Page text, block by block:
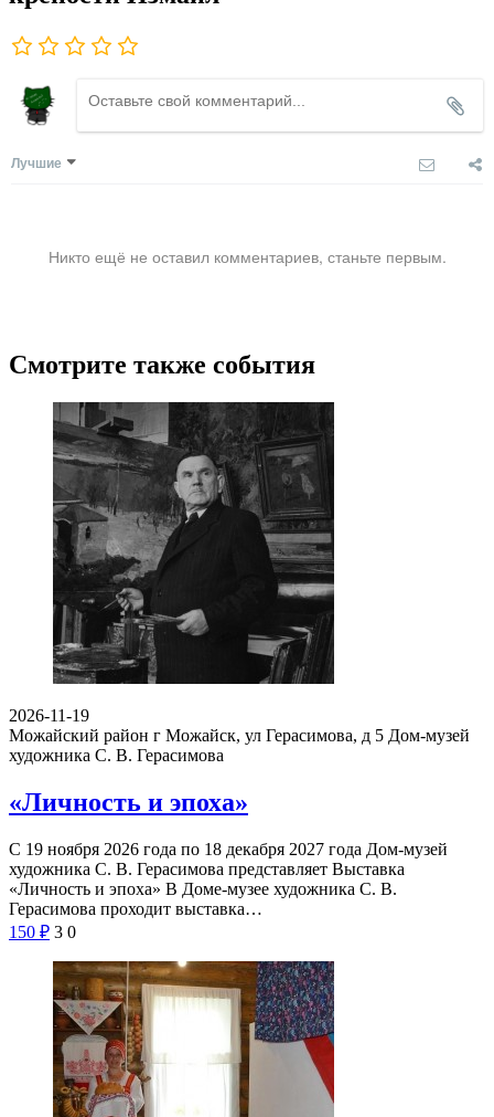
Лучшие
Никто ещё не оставил комментариев, станьте первым.
Смотрите также события
2026-11-19
Можайский район г Можайск, ул Герасимова, д 5 Дом-музей
художника С. В. Герасимова
«Личность и эпоха»
С 19 ноября 2026 года по 18 декабря 2027 года Дом-музей
художника С. В. Герасимова представляет Выставка
«Личность и эпоха» В Доме-музее художника С. В.
Герасимова проходит выставка…
150 ₽ 3 0